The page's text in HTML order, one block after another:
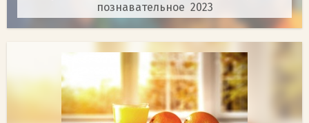
познавательное 2023